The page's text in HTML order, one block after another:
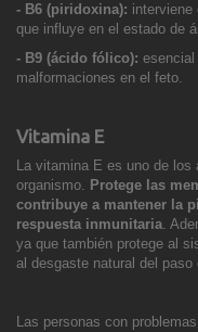
- B6 (piridoxina):
que influye en el estado de
- B9 (ácido fólico): esencial
malformaciones en el feto.
Vitamina E
La vitamina E es uno de los
organismo. Protege las
contribuye a mantener la
respuesta inmunitaria.
ya que también protege al
al desgaste natural del paso
Las personas con